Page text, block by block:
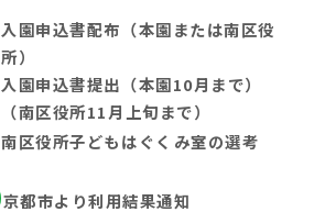
入園申込書配布（本園または南区役
所）
入園申込書提出（本園10月まで）
（南区役所11月上旬まで）
南区役所子どもはぐくみ室の選考
京都市より利用結果通知